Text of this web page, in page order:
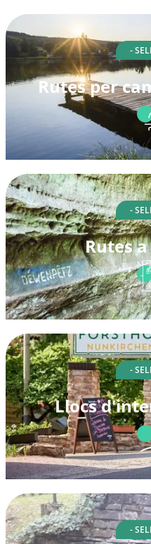
-
Rutes per
-
Rutes
-
Llocs
-